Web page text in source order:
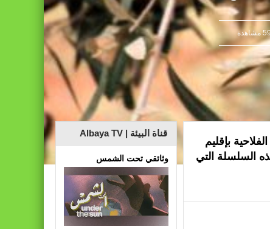
بإقليم
السلسلة التي
قناة البيئة | Albaya TV
وثائقي تحت الشمس